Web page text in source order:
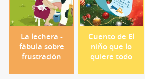
La lechera -
fábula sobre
frustración
Cuento de El
niño que lo
quiere todo